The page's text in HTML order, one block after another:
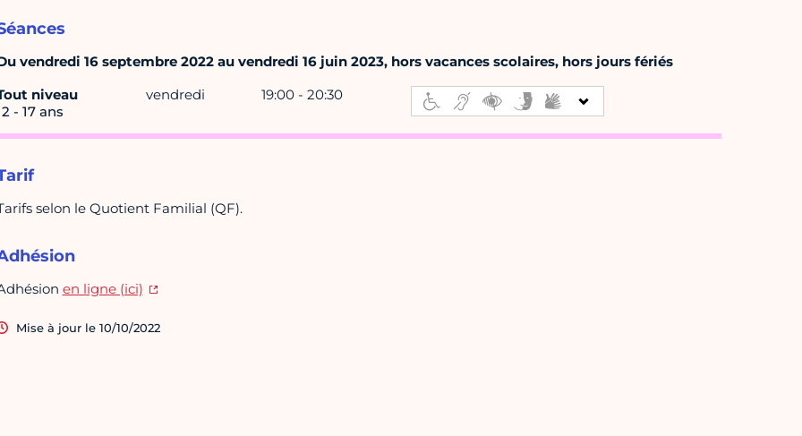
vendredi 16 septembre 2022 au vendredi 16 juin 2023, hors vacances scolaires, hors jours fériés
niveau
- 17 ans
vendredi 19:00 - 20:30
selon le Quotient Familial (QF).
en ligne (ici)
Mise à jour le 10/10/2022